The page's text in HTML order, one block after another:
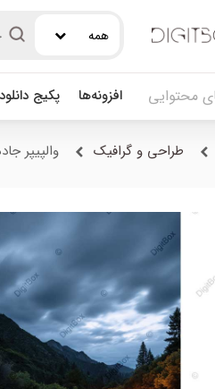
همه
محتوایی افزونه‌ها پکیج
طراحی و گرافیک والپیپر